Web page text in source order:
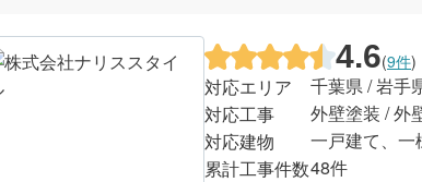
4.6(9件)
対応エリア
千葉県 / 岩手
対応工事
外壁塗装 / 外
対応建物
一戸建て、一
累計工事件数48件